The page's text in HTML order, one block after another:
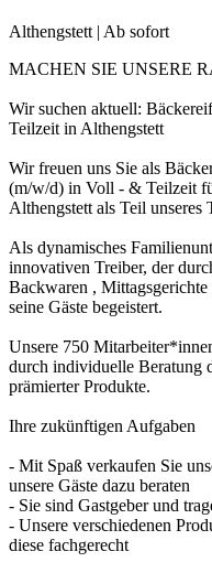
Althengstett | Ab sofort
MACHEN SIE UNSERE
Wir suchen aktuell:
Teilzeit in Althengstett
Wir freuen uns Sie als
(m/w/d) in Voll - & Teilzeit
Althengstett als Teil unseres
Als dynamisches
innovativen Treiber, der
Backwaren ,
seine Gäste begeistert.
Unsere 750
durch individuelle Beratung
prämierter Produkte.
Ihre zukünftigen Aufgaben
- Mit Spaß verkaufen Sie
unsere Gäste dazu beraten
- Sie sind Gastgeber und
- Unsere verschiedenen
diese fachgerecht